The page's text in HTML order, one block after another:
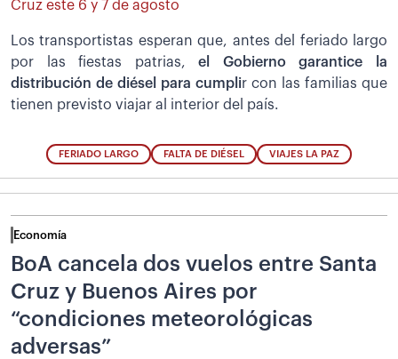
Cruz este 6 y 7 de agosto
Los transportistas esperan que, antes del feriado largo
por las fiestas patrias,el Gobierno garantice la
distribución de diésel para cumplir con las familias que
tienen previsto viajar al interior del país.
FERIADO LARGO FALTA DE DIÉSEL VIAJES LA PAZ
Economía
BoA cancela dos vuelos entre Santa
Cruz y Buenos Aires por
“condiciones meteorológicas
adversas”